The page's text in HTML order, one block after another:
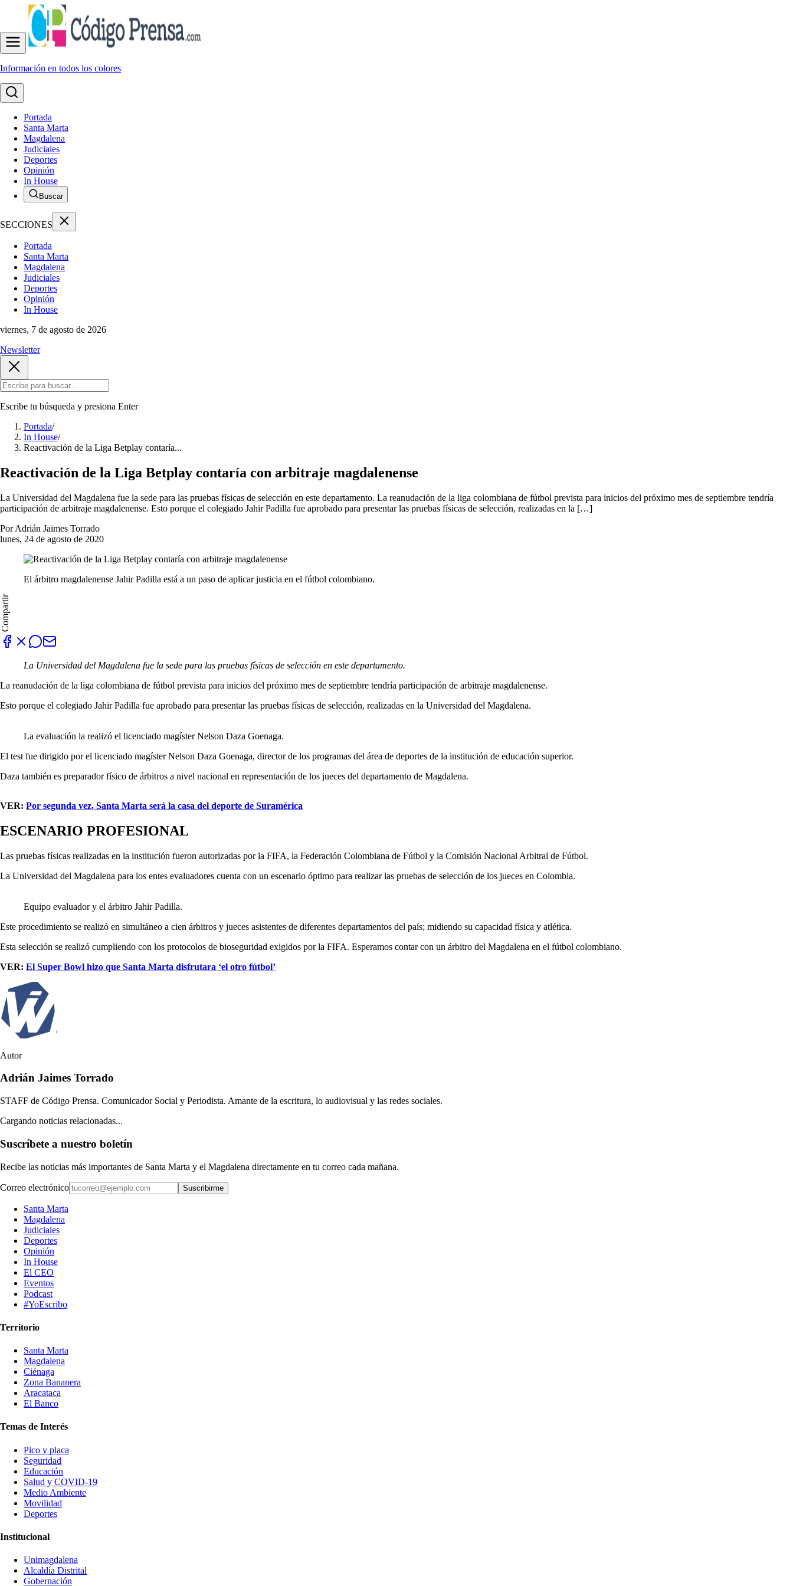
Información en todos los colores
Portada
Santa Marta
Magdalena
Judiciales
Deportes
Opinión
In House
Buscar
SECCIONES
Portada
Santa Marta
Magdalena
Judiciales
Deportes
Opinión
In House
viernes, 7 de agosto de 2026
Newsletter
Escribe tu búsqueda y presiona Enter
Portada/
In House/
Reactivación de la Liga Betplay contaría...
Reactivación de la Liga Betplay contaría con arbitraje magdalenense
La Universidad del Magdalena fue la sede para las pruebas físicas de selección en este departamento. La reanudación de la liga colombiana de fútbol prevista para inicios del próximo mes de septiembre tendría
participación de arbitraje magdalenense. Esto porque el colegiado Jahir Padilla fue aprobado para presentar las pruebas físicas de selección, realizadas en la […]
Por Adrián Jaimes Torrado
lunes, 24 de agosto de 2020
El árbitro magdalenense Jahir Padilla está a un paso de aplicar justicia en el fútbol colombiano.
Compartir
La Universidad del Magdalena fue la sede para las pruebas físicas de selección en este departamento.
La reanudación de la liga colombiana de fútbol prevista para inicios del próximo mes de septiembre tendría participación de arbitraje magdalenense.
Esto porque el colegiado Jahir Padilla fue aprobado para presentar las pruebas físicas de selección, realizadas en la Universidad del Magdalena.
La evaluación la realizó el licenciado magíster Nelson Daza Goenaga.
El test fue dirigido por el licenciado magíster Nelson Daza Goenaga, director de los programas del área de deportes de la institución de educación superior.
Daza también es preparador físico de árbitros a nivel nacional en representación de los jueces del departamento de Magdalena.
VER: Por segunda vez, Santa Marta será la casa del deporte de Suramérica
ESCENARIO PROFESIONAL
Las pruebas físicas realizadas en la institución fueron autorizadas por la FIFA, la Federación Colombiana de Fútbol y la Comisión Nacional Arbitral de Fútbol.
La Universidad del Magdalena para los entes evaluadores cuenta con un escenario óptimo para realizar las pruebas de selección de los jueces en Colombia.
Equipo evaluador y el árbitro Jahir Padilla.
Este procedimiento se realizó en simultáneo a cien árbitros y jueces asistentes de diferentes departamentos del país; midiendo su capacidad física y atlética.
Esta selección se realizó cumpliendo con los protocolos de bioseguridad exigidos por la FIFA. Esperamos contar con un árbitro del Magdalena en el fútbol colombiano.
VER: El Super Bowl hizo que Santa Marta disfrutara ‘el otro fútbol’
Autor
Adrián Jaimes Torrado
STAFF de Código Prensa. Comunicador Social y Periodista. Amante de la escritura, lo audiovisual y las redes sociales.
Cargando noticias relacionadas...
Suscríbete a nuestro boletín
Recibe las noticias más importantes de Santa Marta y el Magdalena directamente en tu correo cada mañana.
Correo electrónico Suscribirme
Santa Marta
Magdalena
Judiciales
Deportes
Opinión
In House
El CEO
Eventos
Podcast
#YoEscribo
Territorio
Santa Marta
Magdalena
Ciénaga
Zona Bananera
Aracataca
El Banco
Temas de Interés
Pico y placa
Seguridad
Educación
Salud y COVID-19
Medio Ambiente
Movilidad
Deportes
Institucional
Unimagdalena
Alcaldía Distrital
Gobernación